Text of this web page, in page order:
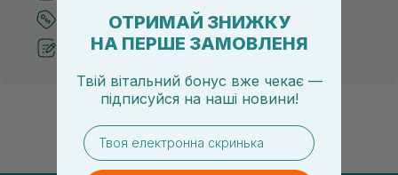
Кращі ціни та топ товари
Рекомендації від косметологів
ОТРИМАЙ ЗНИЖКУ
НА ПЕРШЕ ЗАМОВЛЕНЯ
Твій вітальний бонус вже чекає —
підписуйся на наші новини!
email